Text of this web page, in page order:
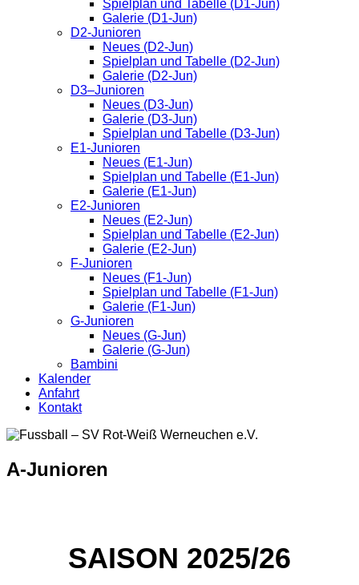
Spielplan und Tabelle (D1-Jun)
Galerie (D1-Jun)
D2-Junioren
Neues (D2-Jun)
Spielplan und Tabelle (D2-Jun)
Galerie (D2-Jun)
D3–Junioren
Neues (D3-Jun)
Galerie (D3-Jun)
Spielplan und Tabelle (D3-Jun)
E1-Junioren
Neues (E1-Jun)
Spielplan und Tabelle (E1-Jun)
Galerie (E1-Jun)
E2-Junioren
Neues (E2-Jun)
Spielplan und Tabelle (E2-Jun)
Galerie (E2-Jun)
F-Junioren
Neues (F1-Jun)
Spielplan und Tabelle (F1-Jun)
Galerie (F1-Jun)
G-Junioren
Neues (G-Jun)
Galerie (G-Jun)
Bambini
Kalender
Anfahrt
Kontakt
A-Junioren
SAISON 2025/26